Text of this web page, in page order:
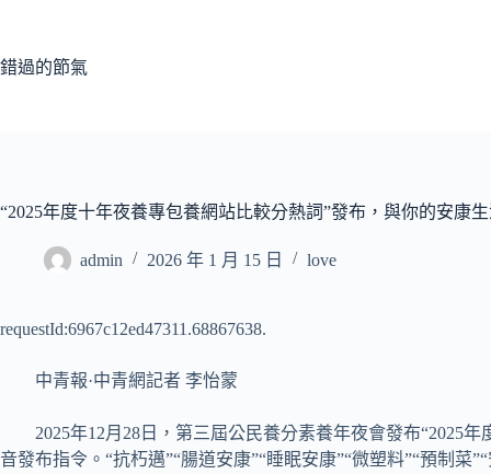
主
錯過的節氣
“2025年度十年夜養專包養網站比較分熱詞”發布，與你的安康
admin 2026 年 1 月 15 日 love
requestId:6967c12ed47311.68867638.
中青報·中青網記者 李怡蒙
2025年12月28日，第三屆公民養分素養年夜會發布“2025
音發布指令。“抗朽邁”“腸道安康”“睡眠安康”“微塑料”“預制菜